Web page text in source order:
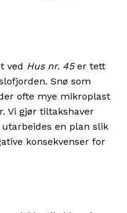
ved Hus nr. 45er tett
Snø som
ofte mye mikroplast
Vi gjør tiltakshaver
en plan slik
konsekvenser for